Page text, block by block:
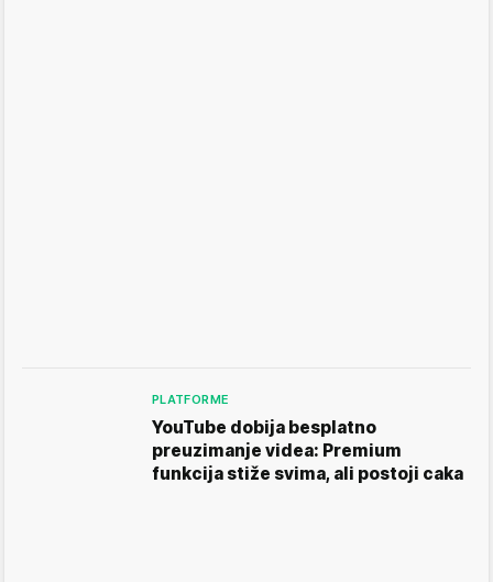
PLATFORME
YouTube dobija besplatno
preuzimanje videa: Premium
funkcija stiže svima, ali postoji caka